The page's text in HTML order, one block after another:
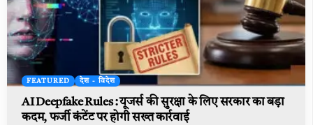
FEATURED देश - विदेश
AI Deepfake Rules : यूजर्स की सुरक्षा के लिए सरकार का बड़ा
कदम, फर्जी कंटेंट पर होगी सख्त कार्रवाई